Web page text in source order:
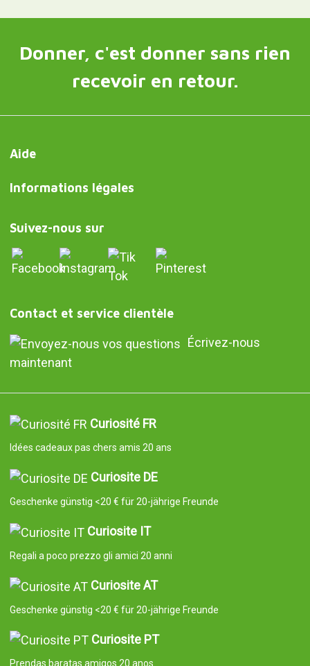
Donner, c'est donner sans rien
recevoir en retour.
Aide
Informations légales
Suivez-nous sur
Contact et service clientèle
Écrivez-nous
maintenant
Curiosité FR
Idées cadeaux pas chers amis 20 ans
Curiosite DE
Geschenke günstig <20 € für 20-jährige Freunde
Curiosite IT
Regali a poco prezzo gli amici 20 anni
Curiosite AT
Geschenke günstig <20 € für 20-jährige Freunde
Curiosite PT
Prendas baratas amigos 20 anos